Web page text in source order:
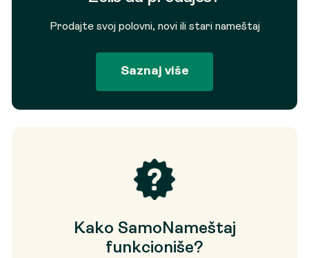
Prodajte svoj polovni, novi ili stari nameštaj
Saznaj više
Kako SamoNameštaj
funkcioniše?